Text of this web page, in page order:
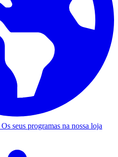
Os seus programas na nossa loja